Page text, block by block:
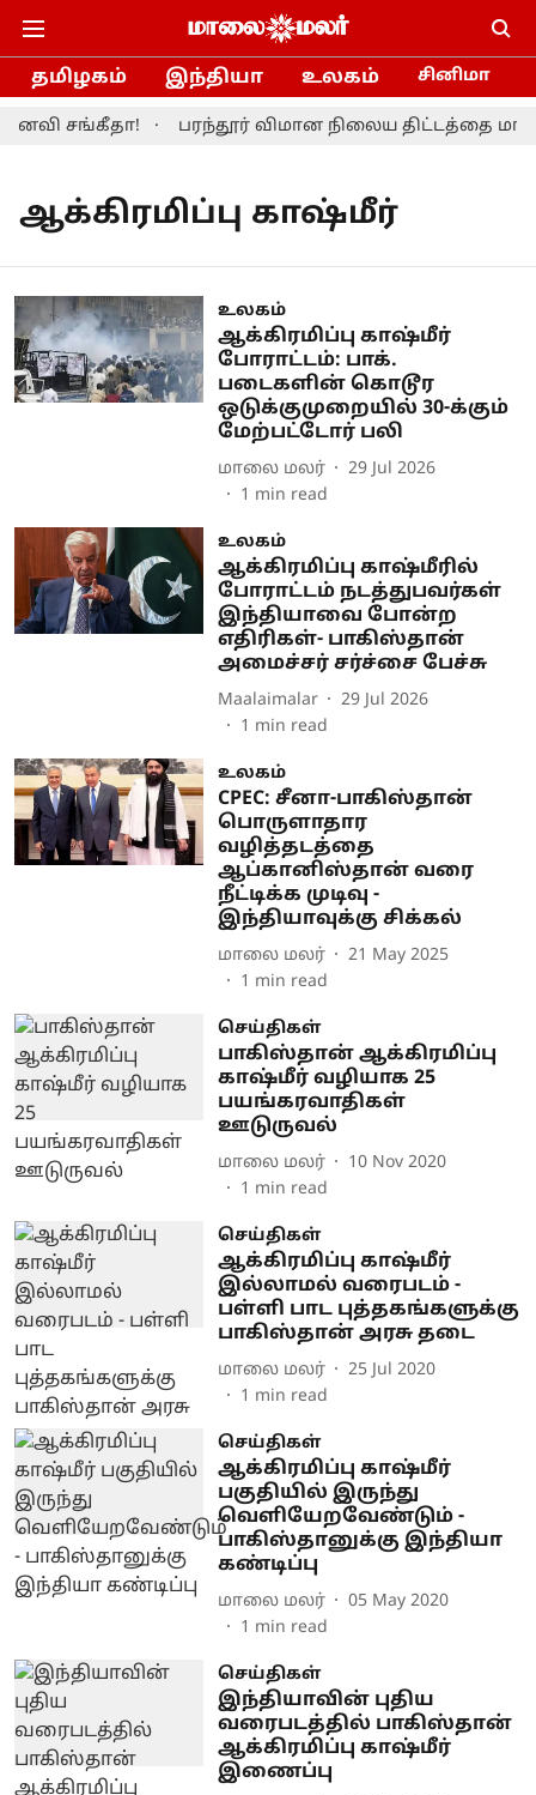
தமிழகம் இந்தியா உலகம் சினிமா
சங்கீதா! பரந்தூர் விமான நிலைய திட்டத்தை
ஆக்கிரமிப்பு காஷ்மீர்
உலகம்
ஆக்கிரமிப்பு காஷ்மீர்
போராட்டம்: பாக்.
படைகளின் கொடூர
ஒடுக்குமுறையில் 30-க்கும்
மேற்பட்டோர் பலி
மாலை மலர்
29 Jul 2026
1 min read
உலகம்
ஆக்கிரமிப்பு காஷ்மீரில்
போராட்டம் நடத்துபவர்கள்
இந்தியாவை போன்ற
எதிரிகள்- பாகிஸ்தான்
அமைச்சர் சர்ச்சை பேச்சு
Maalaimalar
29 Jul 2026
1 min read
உலகம்
CPEC: சீனா-பாகிஸ்தான்
பொருளாதார
வழித்தடத்தை
ஆப்கானிஸ்தான் வரை
நீட்டிக்க முடிவு -
இந்தியாவுக்கு சிக்கல்
மாலை மலர்
21 May 2025
1 min read
செய்திகள்
பாகிஸ்தான் ஆக்கிரமிப்பு
காஷ்மீர் வழியாக 25
பயங்கரவாதிகள்
ஊடுருவல்
மாலை மலர்
10 Nov 2020
1 min read
செய்திகள்
ஆக்கிரமிப்பு காஷ்மீர்
இல்லாமல் வரைபடம் -
பள்ளி பாட புத்தகங்களுக்கு
பாகிஸ்தான் அரசு தடை
மாலை மலர்
25 Jul 2020
1 min read
செய்திகள்
ஆக்கிரமிப்பு காஷ்மீர்
பகுதியில் இருந்து
வெளியேறவேண்டும் -
பாகிஸ்தானுக்கு இந்தியா
கண்டிப்பு
மாலை மலர்
05 May 2020
1 min read
செய்திகள்
இந்தியாவின் புதிய
வரைபடத்தில் பாகிஸ்தான்
ஆக்கிரமிப்பு காஷ்மீர்
இணைப்பு